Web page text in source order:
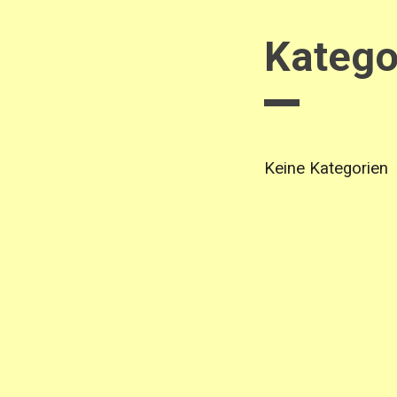
Keine Kategorien